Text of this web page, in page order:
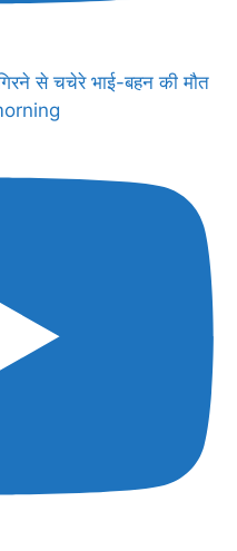
से चचेरे भाई-बहन की मौत